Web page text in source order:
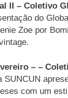
II – Coletivo
do
Zoe por
– –
com um